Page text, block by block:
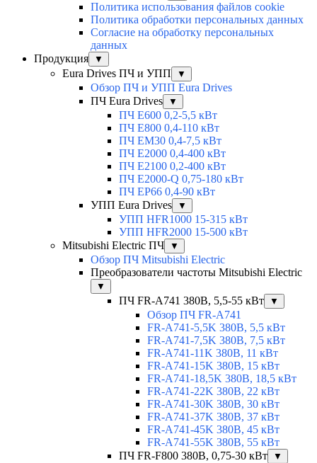
Политика использования файлов cookie
Политика обработки персональных данных
Согласие на обработку персональных
данных
Продукция
▼
Eura Drives ПЧ и УПП ▼
Обзор ПЧ и УПП Eura Drives
ПЧ Eura Drives
▼
ПЧ E600 0,2-5,5 кВт
ПЧ E800 0,4-110 кВт
ПЧ EM30 0,4-7,5 кВт
ПЧ E2000 0,4-400 кВт
ПЧ E2100 0,2-400 кВт
ПЧ E2000-Q 0,75-180 кВт
ПЧ EP66 0,4-90 кВт
УПП Eura Drives
▼
УПП HFR1000 15-315 кВт
УПП HFR2000 15-500 кВт
Mitsubishi Electric ПЧ
▼
Обзор ПЧ Mitsubishi Electric
Преобразователи частоты Mitsubishi Electric
▼
ПЧ FR-A741 380В, 5,5-55 кВт ▼
Обзор ПЧ FR-A741
FR-A741-5,5K 380В, 5,5 кВт
FR-A741-7,5K 380В, 7,5 кВт
FR-A741-11K 380В, 11 кВт
FR-A741-15K 380В, 15 кВт
FR-A741-18,5K 380В, 18,5 кВт
FR-A741-22K 380В, 22 кВт
FR-A741-30K 380В, 30 кВт
FR-A741-37K 380В, 37 кВт
FR-A741-45K 380В, 45 кВт
FR-A741-55K 380В, 55 кВт
ПЧ FR-F800 380В, 0,75-30 кВт
▼